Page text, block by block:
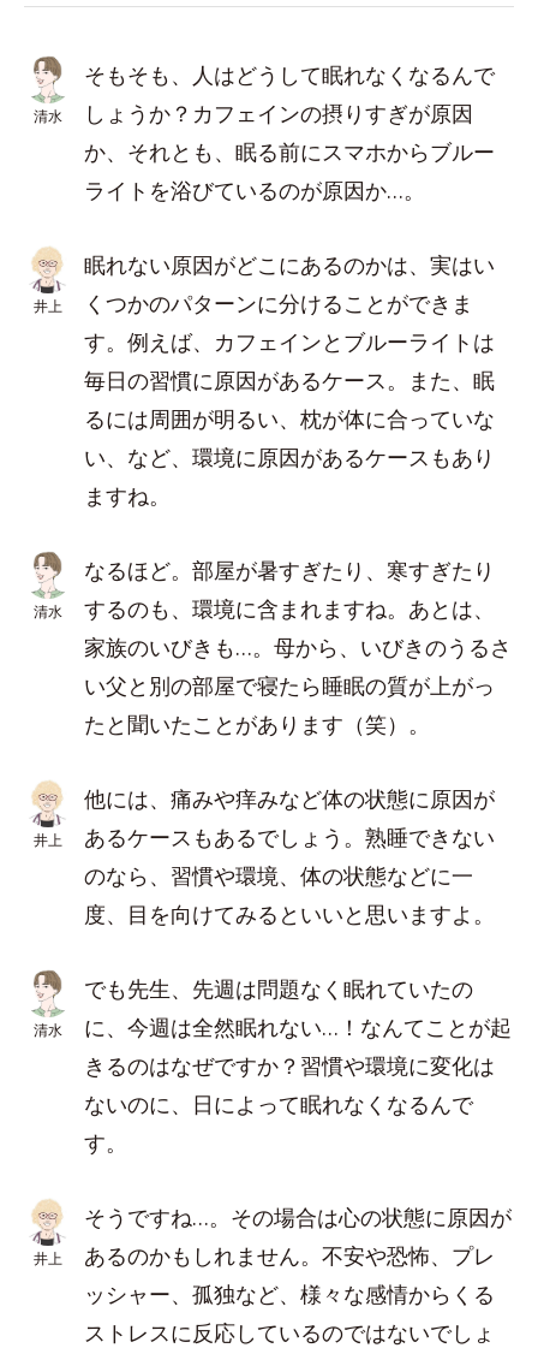
清水
そもそも、人はどうして眠れなくなるんで
しょうか？カフェインの摂りすぎが原因
か、それとも、眠る前にスマホからブルー
ライトを浴びているのが原因か…。
井上
眠れない原因がどこにあるのかは、実はい
くつかのパターンに分けることができま
す。例えば、カフェインとブルーライトは
毎日の習慣に原因があるケース。また、眠
るには周囲が明るい、枕が体に合っていな
い、など、環境に原因があるケースもあり
ますね。
清水
なるほど。部屋が暑すぎたり、寒すぎたり
するのも、環境に含まれますね。あとは、
家族のいびきも…。母から、いびきのうるさ
い父と別の部屋で寝たら睡眠の質が上がっ
たと聞いたことがあります（笑）。
井上
他には、痛みや痒みなど体の状態に原因が
あるケースもあるでしょう。熟睡できない
のなら、習慣や環境、体の状態などに一
度、目を向けてみるといいと思いますよ。
清水
でも先生、先週は問題なく眠れていたの
に、今週は全然眠れない…！なんてことが起
きるのはなぜですか？習慣や環境に変化は
ないのに、日によって眠れなくなるんで
す。
井上
そうですね…。その場合は心の状態に原因が
あるのかもしれません。不安や恐怖、プレ
ッシャー、孤独など、様々な感情からくる
ストレスに反応しているのではないでしょ